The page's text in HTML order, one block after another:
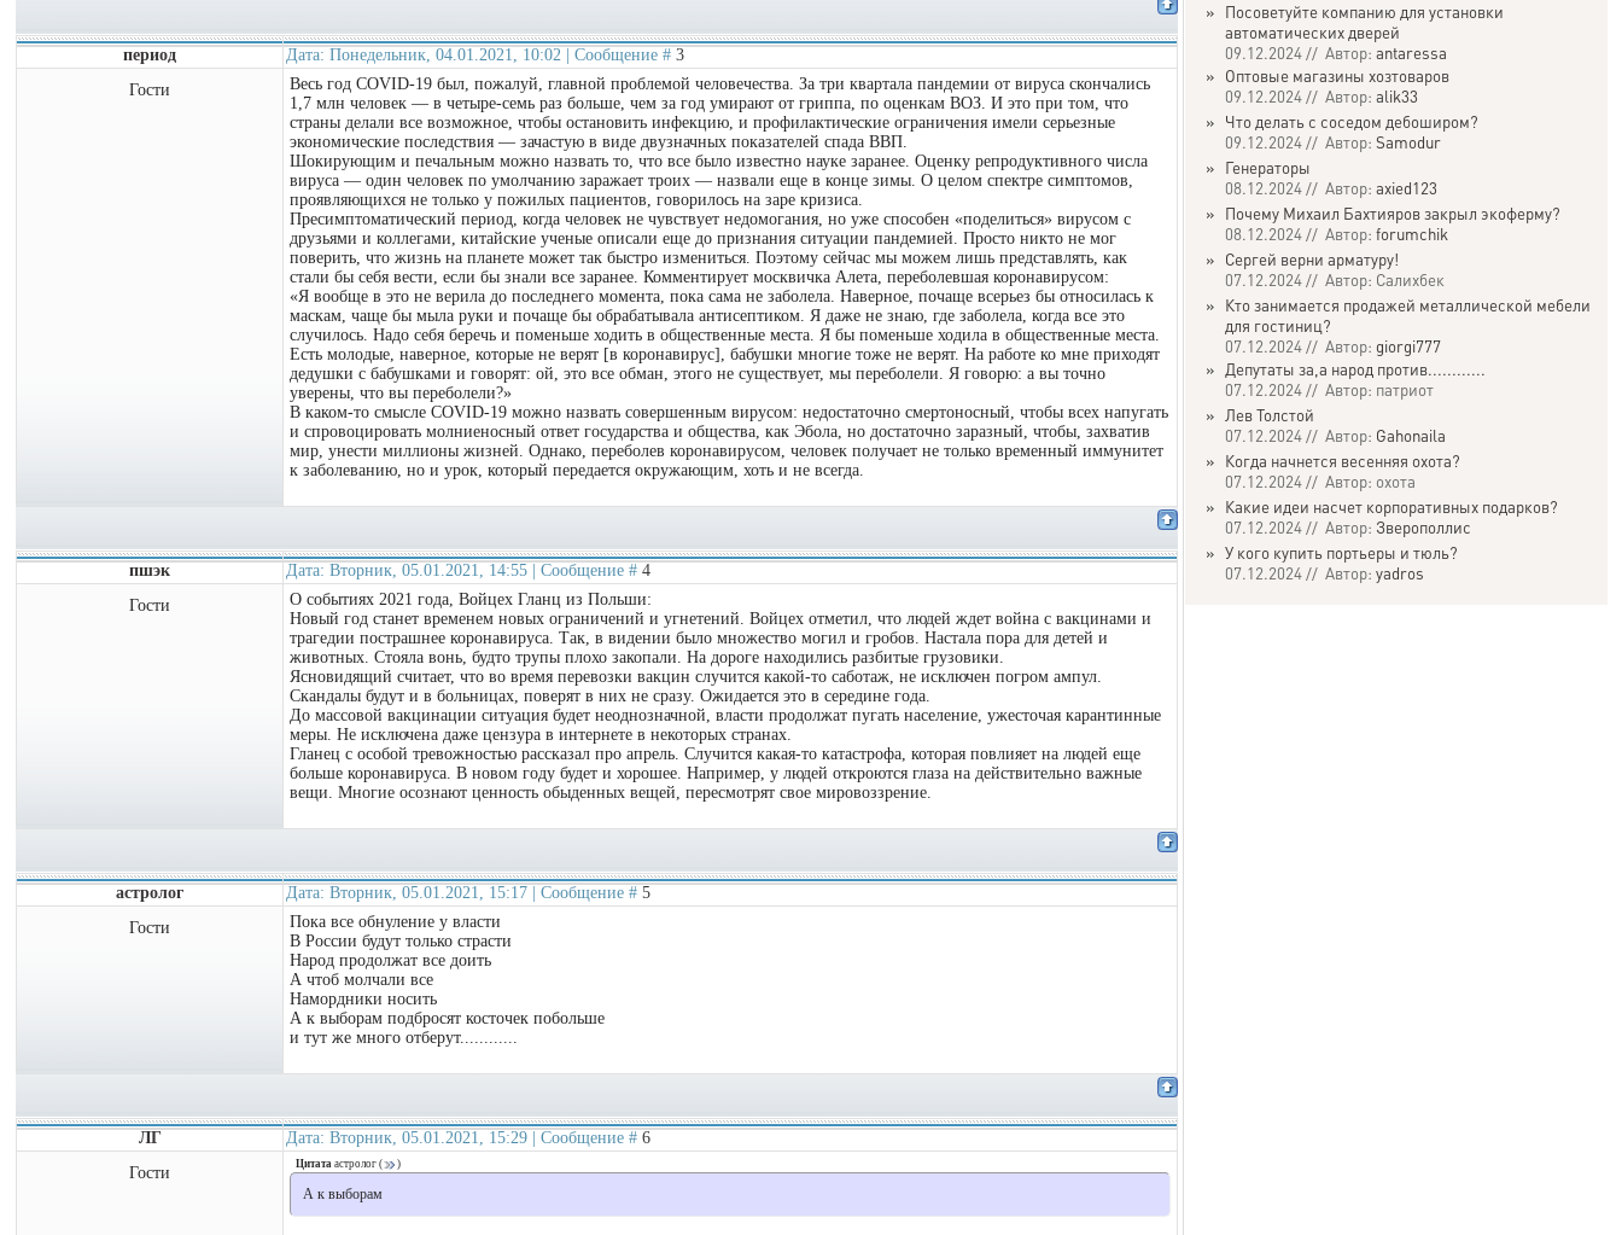
период Дата: Понедельник, 04.01.2021, 10:02 | Сообщение # 3
Гости
Весь год COVID-19 был, пожалуй, главной проблемой человечества. За три квартала пандемии от вируса скончались
1,7 млн человек — в четыре-семь раз больше, чем за год умирают от гриппа, по оценкам ВОЗ. И это при том, что
страны делали все возможное, чтобы остановить инфекцию, и профилактические ограничения имели серьезные
экономические последствия — зачастую в виде двузначных показателей спада ВВП.
Шокирующим и печальным можно назвать то, что все было известно науке заранее. Оценку репродуктивного числа
вируса — один человек по умолчанию заражает троих — назвали еще в конце зимы. О целом спектре симптомов,
проявляющихся не только у пожилых пациентов, говорилось на заре кризиса.
Пресимптоматический период, когда человек не чувствует недомогания, но уже способен «поделиться» вирусом с
друзьями и коллегами, китайские ученые описали еще до признания ситуации пандемией. Просто никто не мог
поверить, что жизнь на планете может так быстро измениться. Поэтому сейчас мы можем лишь представлять, как
стали бы себя вести, если бы знали все заранее. Комментирует москвичка Алета, переболевшая коронавирусом:
«Я вообще в это не верила до последнего момента, пока сама не заболела. Наверное, почаще всерьез бы относилась к
маскам, чаще бы мыла руки и почаще бы обрабатывала антисептиком. Я даже не знаю, где заболела, когда все это
случилось. Надо себя беречь и поменьше ходить в общественные места. Я бы поменьше ходила в общественные места.
Есть молодые, наверное, которые не верят [в коронавирус], бабушки многие тоже не верят. На работе ко мне приходят
дедушки с бабушками и говорят: ой, это все обман, этого не существует, мы переболели. Я говорю: а вы точно
уверены, что вы переболели?»
В каком-то смысле COVID-19 можно назвать совершенным вирусом: недостаточно смертоносный, чтобы всех напугать
и спровоцировать молниеносный ответ государства и общества, как Эбола, но достаточно заразный, чтобы, захватив
мир, унести миллионы жизней. Однако, переболев коронавирусом, человек получает не только временный иммунитет
к заболеванию, но и урок, который передается окружающим, хоть и не всегда.
пшэк Дата: Вторник, 05.01.2021, 14:55 | Сообщение # 4
Гости
О событиях 2021 года, Войцех Гланц из Польши:
Новый год станет временем новых ограничений и угнетений. Войцех отметил, что людей ждет война с вакцинами и
трагедии пострашнее коронавируса. Так, в видении было множество могил и гробов. Настала пора для детей и
животных. Стояла вонь, будто трупы плохо закопали. На дороге находились разбитые грузовики.
Ясновидящий считает, что во время перевозки вакцин случится какой-то саботаж, не исключен погром ампул.
Скандалы будут и в больницах, поверят в них не сразу. Ожидается это в середине года.
До массовой вакцинации ситуация будет неоднозначной, власти продолжат пугать население, ужесточая карантинные
меры. Не исключена даже цензура в интернете в некоторых странах.
Гланец с особой тревожностью рассказал про апрель. Случится какая-то катастрофа, которая повлияет на людей еще
больше коронавируса. В новом году будет и хорошее. Например, у людей откроются глаза на действительно важные
вещи. Многие осознают ценность обыденных вещей, пересмотрят свое мировоззрение.
астролог Дата: Вторник, 05.01.2021, 15:17 | Сообщение # 5
Гости
Пока все обнуление у власти
В России будут только страсти
Народ продолжат все доить
А чтоб молчали все
Намордники носить
А к выборам подбросят косточек побольше
и тут же много отберут............
ЛГ Дата: Вторник, 05.01.2021, 15:29 | Сообщение # 6
Гости
Цитата астролог ( )
А к выборам
» Посоветуйте компанию для установки
автоматических дверей
09.12.2024 // Автор: antaressa
» Оптовые магазины хозтоваров
09.12.2024 // Автор: alik33
» Что делать с соседом дебоширом?
09.12.2024 // Автор: Samodur
» Генераторы
08.12.2024 // Автор: axied123
» Почему Михаил Бахтияров закрыл экоферму?
08.12.2024 // Автор: forumchik
» Сергей верни арматуру!
07.12.2024 // Автор: Салихбек
» Кто занимается продажей металлической мебели
для гостиниц?
07.12.2024 // Автор: giorgi777
» Депутаты за,а народ против............
07.12.2024 // Автор: патриот
» Лев Толстой
07.12.2024 // Автор: Gahonaila
» Когда начнется весенняя охота?
07.12.2024 // Автор: охота
» Какие идеи насчет корпоративных подарков?
07.12.2024 // Автор: Зверополлис
» У кого купить портьеры и тюль?
07.12.2024 // Автор: yadros